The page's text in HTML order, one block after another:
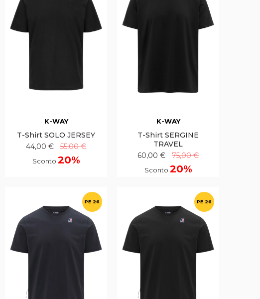
K-WAY
T-Shirt SOLO JERSEY
44,00 €
55,00 €
Sconto 20%
K-WAY
T-Shirt SERGINE
TRAVEL
60,00 €
75,00 €
Sconto 20%
PE 26 PE 26